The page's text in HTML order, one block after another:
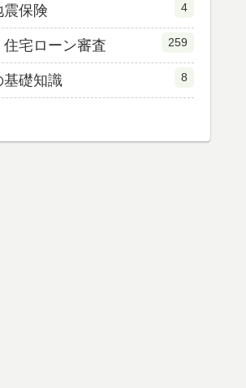
震保険 4
宅ローン審査 259
基礎知識 8